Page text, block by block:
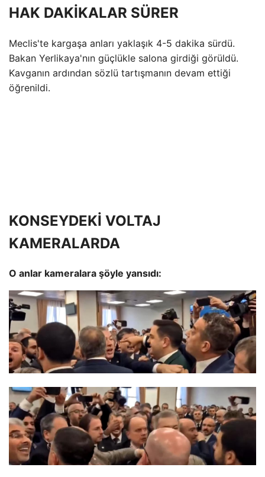
HAK DAKİKALAR SÜRER
Meclis'te kargaşa anları yaklaşık 4-5 dakika sürdü.
Bakan Yerlikaya'nın güçlükle salona girdiği görüldü.
Kavganın ardından sözlü tartışmanın devam ettiği
öğrenildi.
KONSEYDEKİ VOLTAJ
KAMERALARDA
O anlar kameralara şöyle yansıdı: